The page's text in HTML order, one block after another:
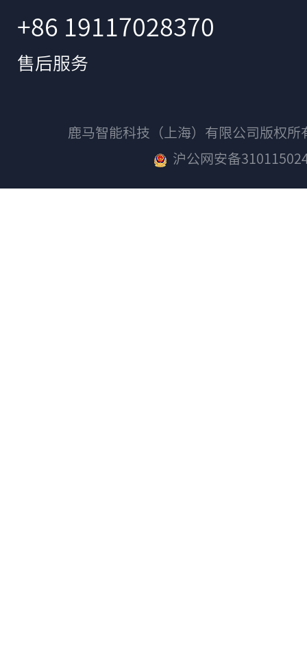
+86 19117028370
售后服务
鹿马智能科技（上海）有限公司版权
沪公网安备